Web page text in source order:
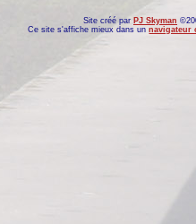
Site créé par PJ Skyman
Ce site s'affiche mieux dans unnavigateur